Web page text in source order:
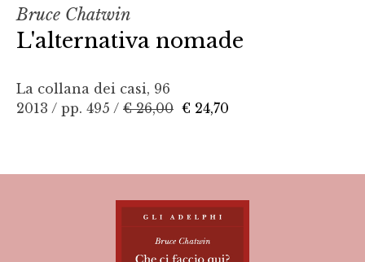
Bruce Chatwin
L'alternativa nomade
La collana dei casi, 96
2013 / pp. 495 / € 26,00 € 24,70